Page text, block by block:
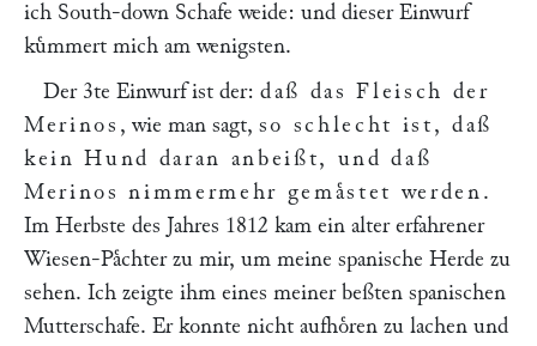
ich South-down Schafe weide: und dieser Einwurf
kuͤmmert mich am wenigsten.
Der 3te Einwurf ist der: daß das Fleisch der
Merinos , wie man sagt, so schlecht ist, daß
kein Hund daran anbeißt, und daß
Merinos nimmermehr gemaͤstet werden .
Im Herbste des Jahres 1812 kam ein alter erfahrener
Wiesen-Paͤchter zu mir, um meine spanische Herde zu
sehen. Ich zeigte ihm eines meiner beßten spanischen
Mutterschafe. Er konnte nicht aufhoͤren zu lachen und